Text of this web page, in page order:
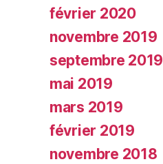
février 2020
novembre 2019
septembre 2019
mai 2019
mars 2019
février 2019
novembre 2018